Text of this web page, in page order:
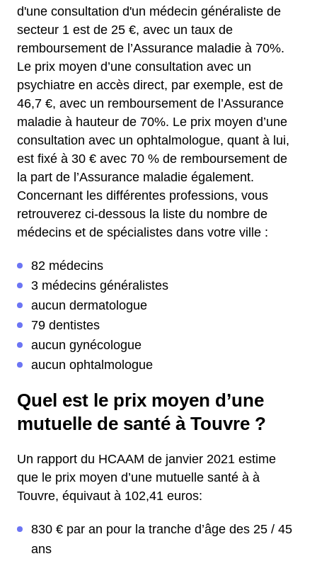
d'une consultation d'un médecin généraliste de
secteur 1 est de 25 €, avec un taux de
remboursement de l’Assurance maladie à 70%.
Le prix moyen d’une consultation avec un
psychiatre en accès direct, par exemple, est de
46,7 €, avec un remboursement de l’Assurance
maladie à hauteur de 70%. Le prix moyen d’une
consultation avec un ophtalmologue, quant à lui,
est fixé à 30 € avec 70 % de remboursement de
la part de l’Assurance maladie également.
Concernant les différentes professions, vous
retrouverez ci-dessous la liste du nombre de
médecins et de spécialistes dans votre ville :
82 médecins
3 médecins généralistes
aucun dermatologue
79 dentistes
aucun gynécologue
aucun ophtalmologue
Quel est le prix moyen d’une
mutuelle de santé à Touvre ?
Un rapport du HCAAM de janvier 2021 estime
que le prix moyen d’une mutuelle santé à à
Touvre, équivaut à 102,41 euros:
830 € par an pour la tranche d’âge des 25 / 45
ans